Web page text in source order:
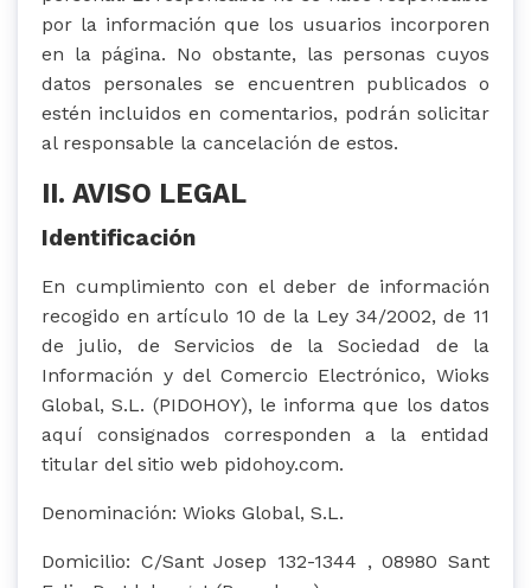
por la información que los usuarios incorporen
en la página. No obstante, las personas cuyos
datos personales se encuentren publicados o
estén incluidos en comentarios, podrán solicitar
al responsable la cancelación de estos.
II. AVISO LEGAL
Identificación
En cumplimiento con el deber de información
recogido en artículo 10 de la Ley 34/2002, de 11
de julio, de Servicios de la Sociedad de la
Información y del Comercio Electrónico, Wioks
Global, S.L. (PIDOHOY), le informa que los datos
aquí consignados corresponden a la entidad
titular del sitio web pidohoy.com.
Denominación: Wioks Global, S.L.
Domicilio: C/Sant Josep 132-1344 , 08980 Sant